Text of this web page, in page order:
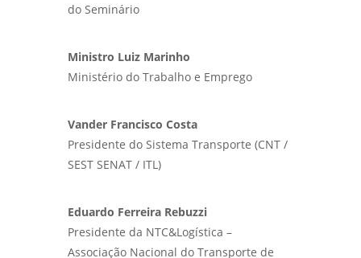
do Seminário
Ministro Luiz Marinho
Ministério do Trabalho e Emprego
Vander Francisco Costa
Presidente do Sistema Transporte (CNT /
SEST SENAT / ITL)
Eduardo Ferreira Rebuzzi
Presidente da NTC&Logística –
Associação Nacional do Transporte de